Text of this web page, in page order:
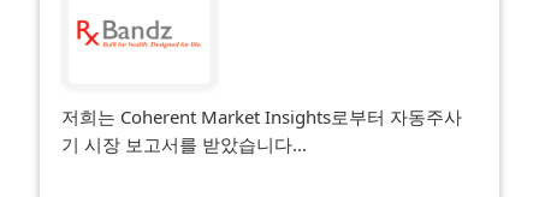
저희는 Coherent Market Insights로부터 자동주사
기 시장 보고서를 받았습니다...